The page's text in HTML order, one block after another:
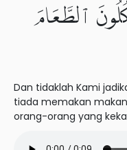
ٱلطَّعَامَ
Dan tidaklah Kami
tiada memakan
orang-orang yang